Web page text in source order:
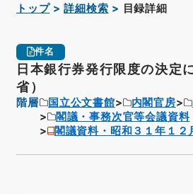
トップ 詳細検索 目録詳細
件名
日本銀行券発行限度の決定
省）
階層 国立公文書館 内閣官房
閣議・事務次官等会議資料
閣議資料・昭和３１年１２